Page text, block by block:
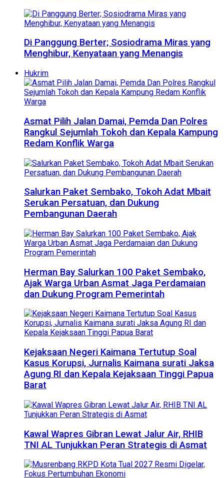
Di Panggung Berter; Sosiodrama Miras yang
Menghibur, Kenyataan yang Menangis
Hukrim
Asmat Pilih Jalan Damai, Pemda Dan Polres
Rangkul Sejumlah Tokoh dan Kepala Kampung
Redam Konflik Warga
Salurkan Paket Sembako, Tokoh Adat Mbait
Serukan Persatuan, dan Dukung
Pembangunan Daerah
Herman Bay Salurkan 100 Paket Sembako,
Ajak Warga Urban Asmat Jaga Perdamaian
dan Dukung Program Pemerintah
Kejaksaan Negeri Kaimana Tertutup Soal
Kasus Korupsi, Jurnalis Kaimana surati Jaksa
Agung RI dan Kepala Kejaksaan Tinggi Papua
Barat
Kawal Wapres Gibran Lewat Jalur Air, RHIB
TNI AL Tunjukkan Peran Strategis di Asmat